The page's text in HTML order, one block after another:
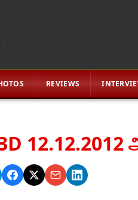
REVIEWS
12.12.2012